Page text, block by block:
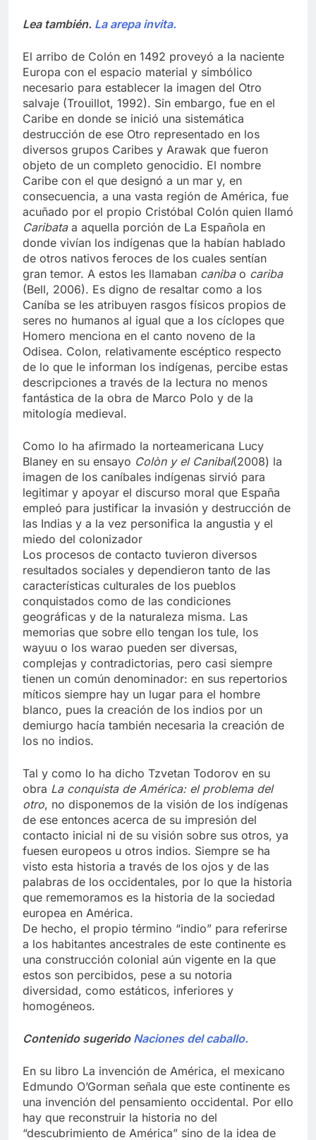
Lea también. La arepa invita.
El arribo de Colón en 1492 proveyó a la naciente
Europa con el espacio material y simbólico
necesario para establecer la imagen del Otro
salvaje (Trouillot, 1992). Sin embargo, fue en el
Caribe en donde se inició una sistemática
destrucción de ese Otro representado en los
diversos grupos Caribes y Arawak que fueron
objeto de un completo genocidio. El nombre
Caribe con el que designó a un mar y, en
consecuencia, a una vasta región de América, fue
acuñado por el propio Cristóbal Colón quien llamó
Caribataa aquella porción de La Española en
donde vivían los indígenas que la habían hablado
de otros nativos feroces de los cuales sentían
gran temor. A estos les llamaban canibao cariba
(Bell, 2006). Es digno de resaltar como a los
Caníba se les atribuyen rasgos físicos propios de
seres no humanos al igual que a los cíclopes que
Homero menciona en el canto noveno de la
Odisea. Colon, relativamente escéptico respecto
de lo que le informan los indígenas, percibe estas
descripciones a través de la lectura no menos
fantástica de la obra de Marco Polo y de la
mitología medieval.
Como lo ha afirmado la norteamericana Lucy
Blaney en su ensayo Colòn y el Canibal(2008) la
imagen de los caníbales indígenas sirvió para
legitimar y apoyar el discurso moral que España
empleó para justificar la invasión y destrucción de
las Indias y a la vez personifica la angustia y el
miedo del colonizador
Los procesos de contacto tuvieron diversos
resultados sociales y dependieron tanto de las
características culturales de los pueblos
conquistados como de las condiciones
geográficas y de la naturaleza misma. Las
memorias que sobre ello tengan los tule, los
wayuu o los warao pueden ser diversas,
complejas y contradictorias, pero casi siempre
tienen un común denominador: en sus repertorios
míticos siempre hay un lugar para el hombre
blanco, pues la creación de los indios por un
demiurgo hacía también necesaria la creación de
los no indios.
Tal y como lo ha dicho Tzvetan Todorov en su
obra La conquista de América: el problema del
otro, no disponemos de la visión de los indígenas
de ese entonces acerca de su impresión del
contacto inicial ni de su visión sobre sus otros, ya
fuesen europeos u otros indios. Siempre se ha
visto esta historia a través de los ojos y de las
palabras de los occidentales, por lo que la historia
que rememoramos es la historia de la sociedad
europea en América.
De hecho, el propio término “indio” para referirse
a los habitantes ancestrales de este continente es
una construcción colonial aún vigente en la que
estos son percibidos, pese a su notoria
diversidad, como estáticos, inferiores y
homogéneos.
Contenido sugerido Naciones del caballo.
En su libro La invención de América, el mexicano
Edmundo O’Gorman señala que este continente es
una invención del pensamiento occidental. Por ello
hay que reconstruir la historia no del
“descubrimiento de América” sino de la idea de